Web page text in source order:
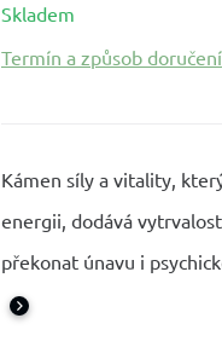
Skladem
Termín a způsob doručení
Kámen síly a vitality,
energii, dodává
překonat únavu i